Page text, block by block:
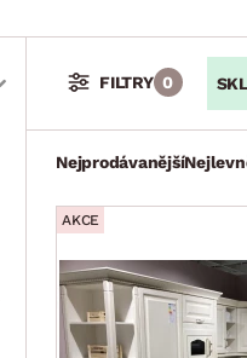
FILTRY 0
Nejprodávanější
AKCE